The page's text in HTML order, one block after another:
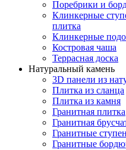
Поребрики и
Клинкерные
плитка
Клинкерные
Костровая чаша
Террасная доска
Натуральный камень
3D панели из
Плитка из сланца
Плитка из камня
Гранитная плитка
Гранитная
Гранитные
Гранитные